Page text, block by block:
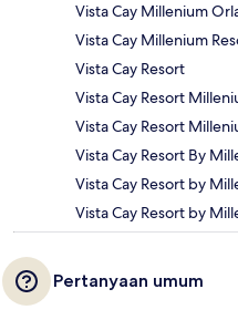
Vista Cay Millenium
Vista Cay Millenium
Vista Cay Resort
Vista Cay Resort
Vista Cay Resort
Vista Cay Resort By
Vista Cay Resort by
Vista Cay Resort by
Pertanyaan umum